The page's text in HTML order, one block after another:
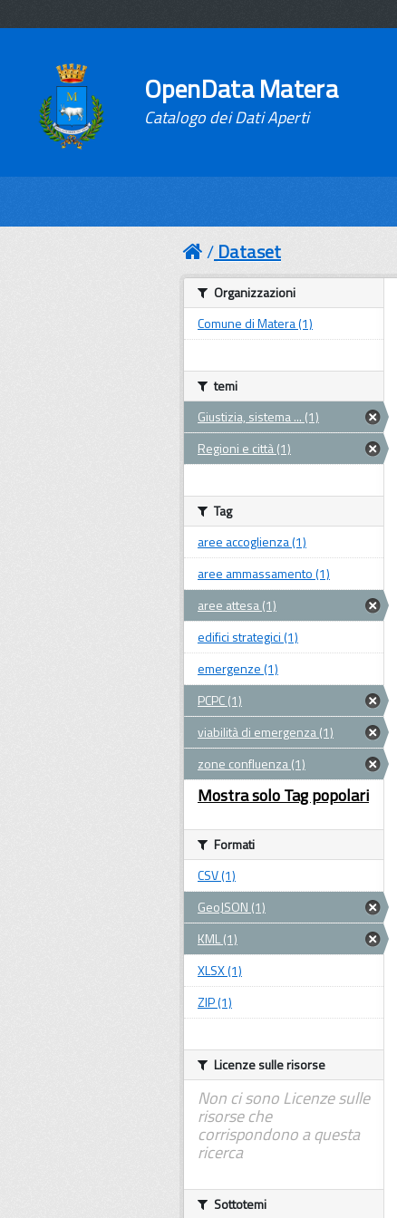
OpenData Matera
Catalogo dei Dati Aperti
Dataset
Organizzazioni
Comune di Matera (1)
temi
Giustizia, sistema ... (1)
Regioni e città (1)
Tag
aree accoglienza (1)
aree ammassamento (1)
aree attesa (1)
edifici strategici (1)
emergenze (1)
PCPC (1)
viabilità di emergenza (1)
zone confluenza (1)
Mostra solo Tag popolari
Formati
CSV (1)
GeoJSON (1)
KML (1)
XLSX (1)
ZIP (1)
Licenze sulle risorse
Non ci sono Licenze sulle
risorse che
corrispondono a questa
ricerca
Sottotemi